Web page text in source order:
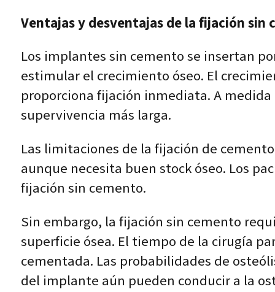
Ventajas y desventajas de la fijación sin
Los implantes sin cemento se insertan
estimular el crecimiento óseo. El
proporciona fijación inmediata. A
supervivencia más larga.
Las limitaciones de la fijación de
aunque necesita buen stock óseo. Los
fijación sin cemento.
Sin embargo, la fijación sin cemento
superficie ósea. El tiempo de la cirugía
cementada. Las probabilidades de
del implante aún pueden conducir a la